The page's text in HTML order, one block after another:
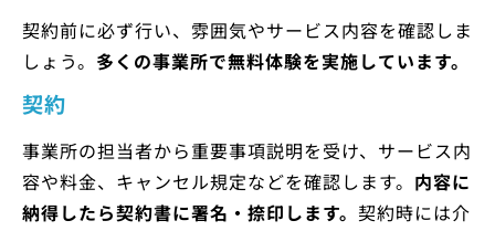
契約前に必ず行い、雰囲気やサービス内容を確認しま
しょう。 多くの事業所で無料体験を実施しています。
契約
事業所の担当者から重要事項説明を受け、サービス内
容や料金、キャンセル規定などを確認します。 内容に
納得したら契約書に署名・捺印します。 契約時には介